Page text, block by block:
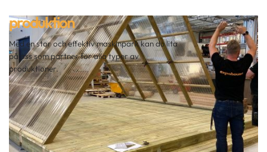
produktion
Med en stor och effektiv maskinpark kan du lita
på oss som partner för alla typer av
produktioner.